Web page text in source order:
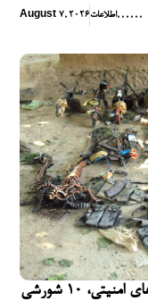
August 7, 2026اطلاعات, , , , , ,
خیبرپختونخوا: در عملیات موفق نیروهای امنیتی، ۱۰ شورشی